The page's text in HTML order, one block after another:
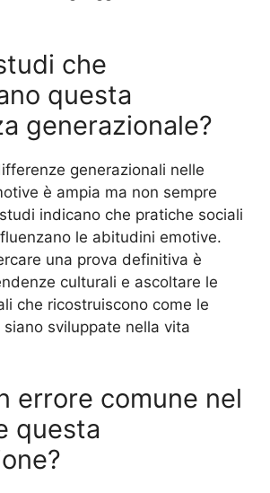
che
questa
generazionale?
generazionali nelle
è ampia ma non sempre
indicano che pratiche sociali
le abitudini emotive.
una prova definitiva è
culturali e ascoltare le
che ricostruiscono come le
sviluppate nella vita
errore comune nel
questa